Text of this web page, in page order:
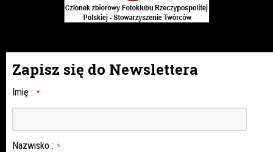
Zapisz się do Newslettera
Imię : *
Nazwisko : *